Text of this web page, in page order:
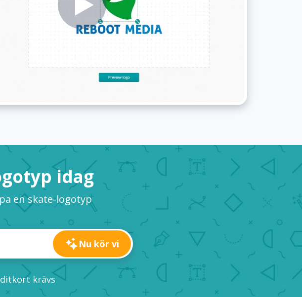
idag
en skate-logotyp
Nu kör vi
krävs